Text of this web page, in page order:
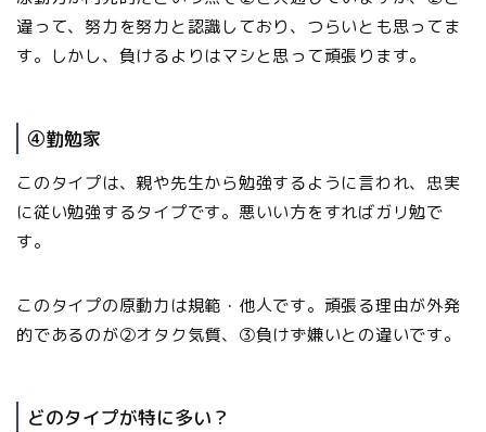
違って、努力を努力と認識しており、つらいとも思ってま
す。しかし、負けるよりはマシと思って頑張ります。
④勤勉家
このタイプは、親や先生から勉強するように言われ、忠実
に従い勉強するタイプです。悪いい方をすればガリ勉で
す。
このタイプの原動力は規範・他人です。頑張る理由が外発
的であるのが②オタク気質、③負けず嫌いとの違いです。
どのタイプが特に多い？